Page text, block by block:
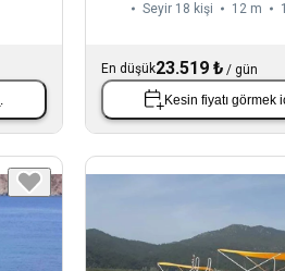
.
Seyir 18 kişi 12 m 1
En düşük23.519 ₺ /gün
Kesin fiyatı görmek